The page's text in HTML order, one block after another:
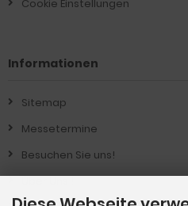
Cookie Einstellungen
Informationen
Sitemap
Messetermine
Besuchen Sie uns!
Über Uns !